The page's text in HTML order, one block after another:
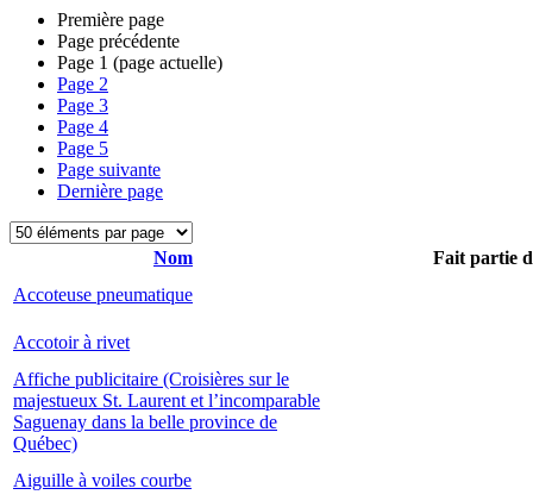
Première page
Page précédente
Page 1 (page actuelle)
Page 2
Page 3
Page 4
Page 5
Page suivante
Dernière page
Nom
Fait partie
Accoteuse pneumatique
Accotoir à rivet
Affiche publicitaire (Croisières sur le
majestueux St. Laurent et l’incomparable
Saguenay dans la belle province de
Québec)
Aiguille à voiles courbe